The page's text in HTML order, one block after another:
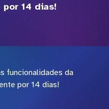
14 dias!
funcionalidades da
por 14 dias!